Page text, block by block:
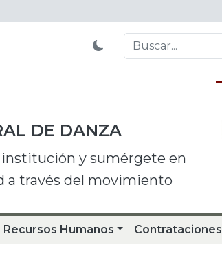
DE DANZA
institución y sumérgete en
a través del movimiento
Recursos Humanos Contrataciones